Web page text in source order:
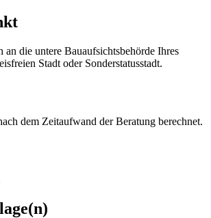
an die untere Bauaufsichtsbehörde Ihres
Stadt oder Sonderstatusstadt.
dem Zeitaufwand der Beratung berechnet.